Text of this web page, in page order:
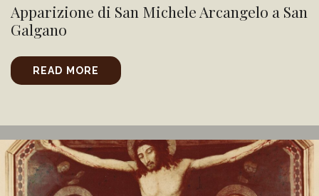
Apparizione di San Michele Arcangelo a San
Galgano
READ MORE